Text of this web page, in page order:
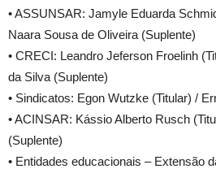
• ASSUNSAR: Jamyle Eduarda
Naara Sousa de Oliveira (Suplente)
• CRECI: Leandro Jeferson Froelinh
da Silva (Suplente)
• Sindicatos: Egon Wutzke (Titular) /
• ACINSAR: Kássio Alberto Rusch
(Suplente)
• Entidades educacionais – Extensão